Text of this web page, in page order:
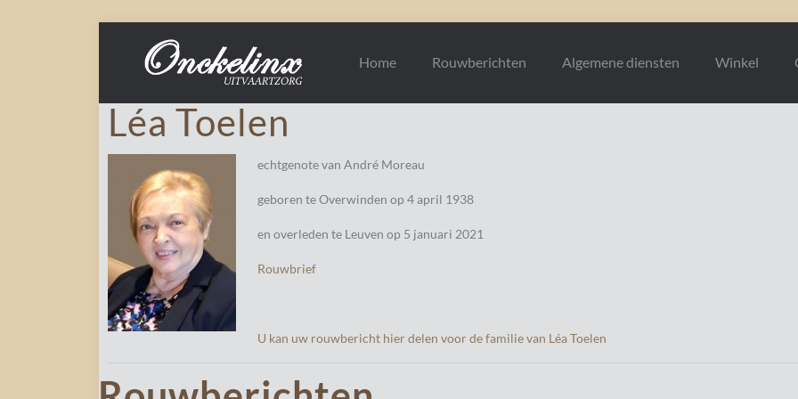
Home Rouwberichten Algemene diensten Winkel
Léa Toelen
echtgenote van André Moreau
geboren te Overwinden op 4 april 1938
en overleden te Leuven op 5 januari 2021
Rouwbrief
U kan uw rouwbericht hier delen voor de familie van Léa Toelen